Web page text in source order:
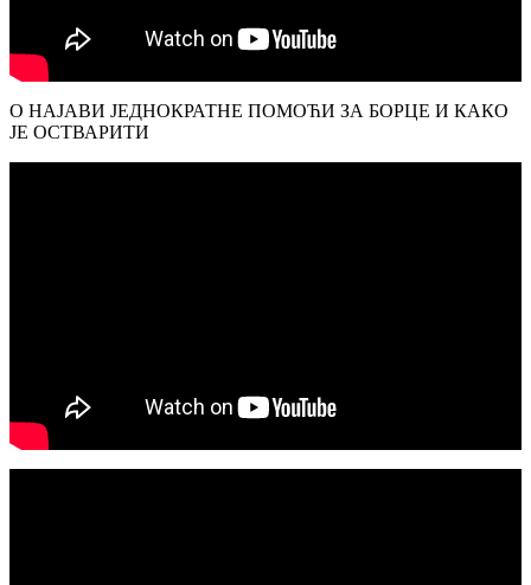
О НАЈАВИ ЈЕДНОКРАТНЕ ПОМОЋИ ЗА БОРЦЕ И КАКО
ЈЕ ОСТВАРИТИ